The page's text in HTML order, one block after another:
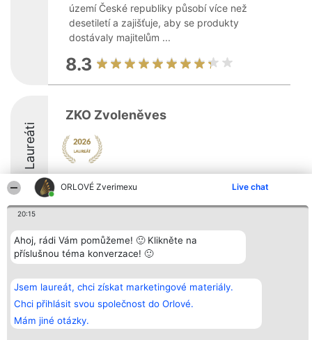
ORLOVÉ Zverimexu Live chat
20:15
Ahoj, rádi Vám pomůžeme! 🙂 Klikněte na
příslušnou téma konverzace! 🙂
Jsem laureát, chci získat marketingové materiály.
Chci přihlásit svou společnost do Orlové.
Mám jiné otázky.
území České republiky působí více než
desetiletí a zajišťuje, aby se produkty
dostávaly majitelům ...
8.3
Laureáti
ZKO Zvoleněves
8.7
Organizátor hlasování
Bright Side Solutions sp. z o.
o. sp. k.
ul. Ruska 22
KRS 0000749100 | Regon
381313360 | NIP 8943132676
Plebiscyt
Vítězové
Seznam všech
laureátů
Pravidla
ochrany
Kontakt